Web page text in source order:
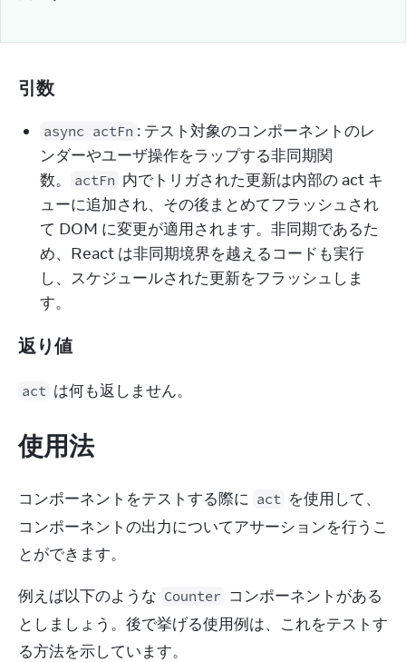
引数
async actFn : テスト対象のコンポーネントのレ
ンダーやユーザ操作をラップする非同期関
数。
actFn 内でトリガされた更新は内部の act キ
ューに追加され、その後まとめてフラッシュされ
て DOM に変更が適用されます。非同期であるた
め、React は非同期境界を越えるコードも実行
し、スケジュールされた更新をフラッシュしま
す。
返り値
act は何も返しません。
使用法
コンポーネントをテストする際に act を使用して、
コンポーネントの出力についてアサーションを行うこ
とができます。
例えば以下のような Counter コンポーネントがある
としましょう。後で挙げる使用例は、これをテストす
る方法を示しています。